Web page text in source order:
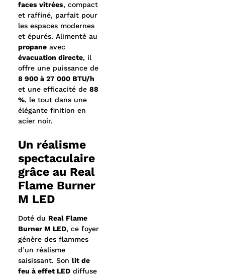
faces vitrées, compact
et raffiné, parfait pour
les espaces modernes
et épurés. Alimenté au
propane avec
évacuation directe, il
offre une puissance de
8 900 à 27 000 BTU/h
et une efficacité de88
%, le tout dans une
élégante finition en
acier noir.
Un réalisme
spectaculaire
grâce au Real
Flame Burner
M LED
Doté du Real Flame
Burner M LED, ce foyer
génère des flammes
d’un réalisme
saisissant. Sonlit de
feu à effet LED diffuse